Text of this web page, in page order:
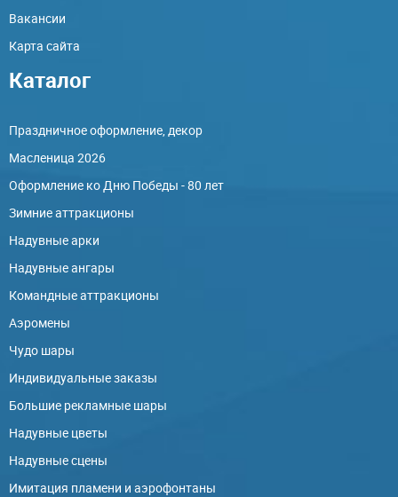
Вакансии
Карта сайта
Каталог
Праздничное оформление, декор
Масленица 2026
Оформление ко Дню Победы - 80 лет
Зимние аттракционы
Надувные арки
Надувные ангары
Командные аттракционы
Аэромены
Чудо шары
Индивидуальные заказы
Большие рекламные шары
Надувные цветы
Надувные сцены
Имитация пламени и аэрофонтаны